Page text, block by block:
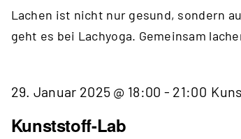
Lachen ist nicht nur gesund, sondern
geht es bei Lachyoga. Gemeinsam
Kunststoff-Lab
29. Januar 2025 @ 18:00 - 21:00